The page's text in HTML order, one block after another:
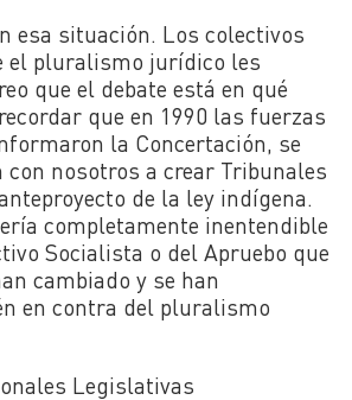
esa situación. Los colectivos
el pluralismo jurídico les
que el debate está en qué
que en 1990 las fuerzas
la Concertación, se
con nosotros a crear Tribunales
de la ley indígena.
completamente inentendible
Socialista o del Apruebo que
cambiado y se han
en contra del pluralismo
Legislativas